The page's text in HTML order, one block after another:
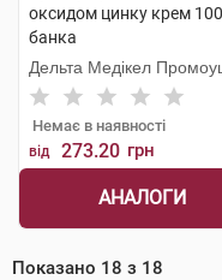
оксидом цинку крем 100
банка
Дельта Медікел
Немає в наявності
від 273.20 грн
АНАЛОГИ
Показано 18 з 18